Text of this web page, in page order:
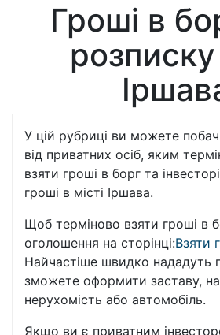
Гроші в
У цій рубриці ви можете
від приватних осіб, яким
взяти гроші в борг та
гроші в місті Іршава.
Щоб терміново взяти гроші в
оголошення на сторінці:Взяти
Найчастіше швидко нададуть
зможете оформити заставу,
нерухомість або автомобіль.
Якщо ви є приватним